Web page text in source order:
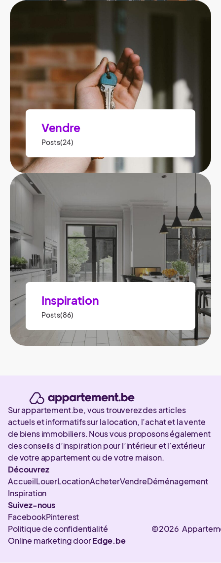
Vendre
Posts(24)
Inspiration
Posts(86)
Sur appartement.be, vous trouverez des articles
actuels et informatifs sur la location, l’achat et la vente
de biens immobiliers. Nous vous proposons également
des conseils d’inspiration pour l’intérieur et l’extérieur
de votre appartement ou de votre maison.
Découvrez
AccueilLouerLocationAcheterVendreDéménagement
Inspiration
Suivez-nous
FacebookPinterest
©2026
Politique de confidentialité
Online marketing doorEdge.be